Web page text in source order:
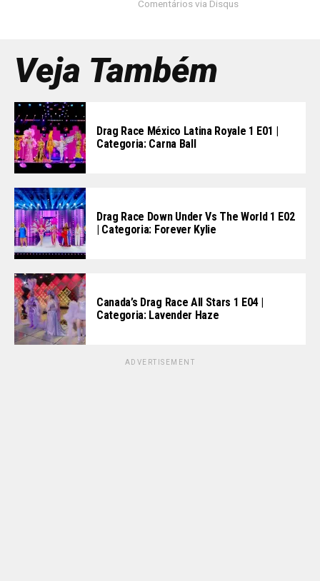
Comentários via Disqus
Veja Também
Drag Race México Latina Royale 1 E01 |
Categoria: Carna Ball
Drag Race Down Under Vs The World 1 E02
| Categoria: Forever Kylie
Canada’s Drag Race All Stars 1 E04 |
Categoria: Lavender Haze
ADVERTISEMENT